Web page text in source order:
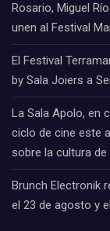
Rosario, Miguel
unen al Festival
El Festival
by Sala Joiers a
La Sala Apolo, en
ciclo de cine este
sobre la cultura de
Brunch Electronik
el 23 de agosto y